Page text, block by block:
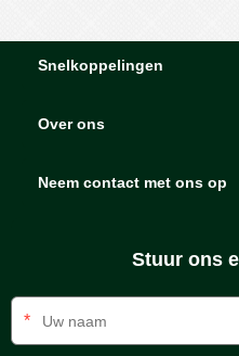
Snelkoppelingen
Over ons
Neem contact met ons op
Stuur ons
*